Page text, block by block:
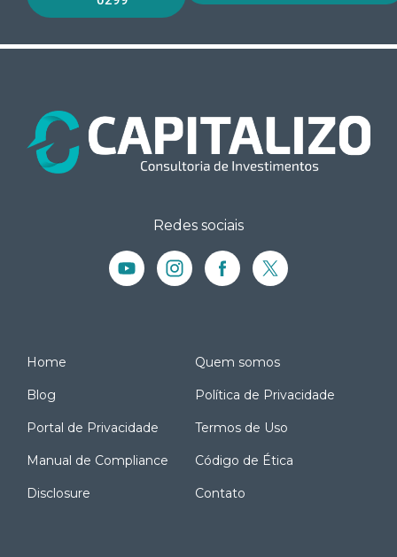
Redes sociais
Home Quem somos
Blog Política de Privacidade
Portal de Privacidade Termos de Uso
Manual de Compliance Código de Ética
Disclosure Contato